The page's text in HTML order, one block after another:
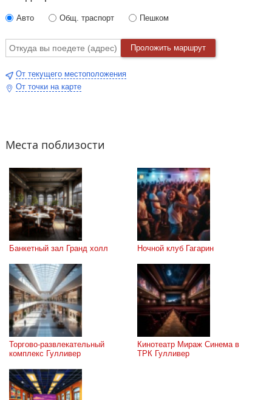
Авто Общ. траспорт Пешком
Проложить маршрут
От текущего местоположения
От точки на карте
Места поблизости
Банкетный зал Гранд холл Ночной клуб Гагарин
Торгово-развлекательный
комплекс Гулливер
Кинотеатр Мираж Синема в
ТРК Гулливер